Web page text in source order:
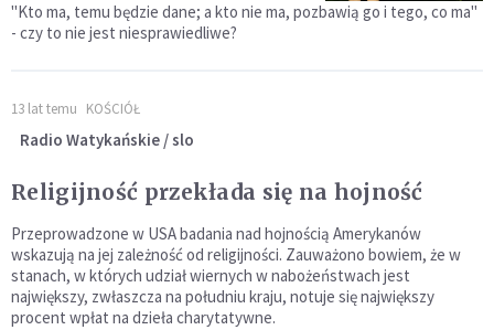
"Kto ma, temu będzie dane; a kto nie ma, pozbawią go i tego, co ma"
- czy to nie jest niesprawiedliwe?
13 lat temu KOŚCIÓŁ
Radio Watykańskie / slo
Religijność przekłada się na hojność
Przeprowadzone w USA badania nad hojnością Amerykanów
wskazują na jej zależność od religijności. Zauważono bowiem, że w
stanach, w których udział wiernych w nabożeństwach jest
największy, zwłaszcza na południu kraju, notuje się największy
procent wpłat na dzieła charytatywne.